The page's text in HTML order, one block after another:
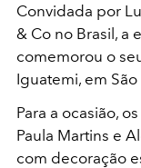
Convidada por
& Co no Brasil, a
comemorou o
Iguatemi, em
Para a ocasião,
Paula Martins e
com decoração